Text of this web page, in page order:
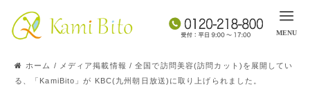
ホーム / メディア掲載情報 /全国で訪問美容(訪問カット)を展開してい
る、「KamiBito」が KBC(九州朝日放送)に取り上げられました。